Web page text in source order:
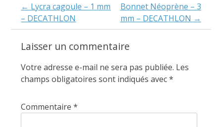
Post
navigation
← Lycra cagoule – 1 mm
– DECATHLON
Bonnet Néoprène – 3
mm – DECATHLON →
Laisser un commentaire
Votre adresse e-mail ne sera pas publiée. Les
champs obligatoires sont indiqués avec*
Commentaire*